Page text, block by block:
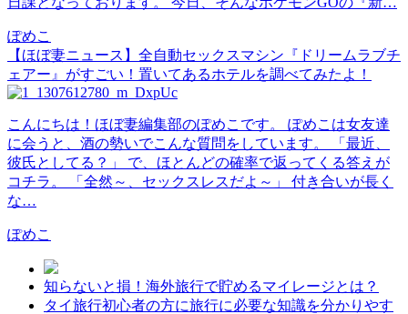
ぽめこ
【ほぼ妻ニュース】全自動セックスマシン『ドリームラブチ
ェアー』がすごい！置いてあるホテルを調べてみたよ！
こんにちは！ほぼ妻編集部のぽめこです。 ぽめこは女友達
に会うと、酒の勢いでこんな質問をしています。 「最近、
彼氏としてる？」 で、ほとんどの確率で返ってくる答えが
コチラ。 「全然～、セックスレスだよ～」 付き合いが長く
な…
ぽめこ
知らないと損！海外旅行で貯めるマイレージとは？
タイ旅行初心者の方に旅行に必要な知識を分かりやす